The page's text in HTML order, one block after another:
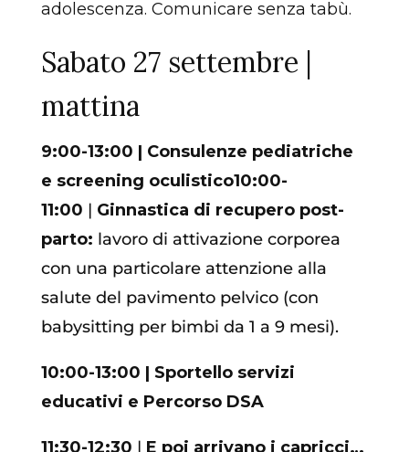
adolescenza. Comunicare senza tabù.
Sabato 27 settembre |
mattina
9:00-13:00 | Consulenze pediatriche
e screening oculistico10:00-
11:00 | Ginnastica di recupero post-
parto: lavoro di attivazione corporea
con una particolare attenzione alla
salute del pavimento pelvico (con
babysitting per bimbi da 1 a 9 mesi).
10:00-13:00 | Sportello servizi
educativi e Percorso DSA
11:30-12:30 | E poi arrivano i capricci…